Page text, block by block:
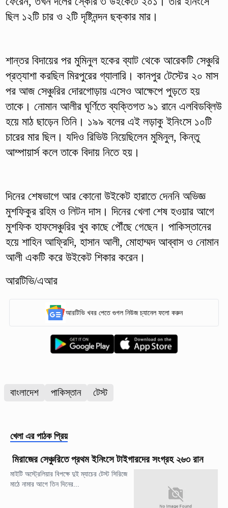
ছিল ১২টি চার ও ২টি দৃষ্টিনন্দন ছক্কার মার।
শান্তর বিদায়ের পর মুমিনুল হকের ব্যাট থেকে আরেকটি সেঞ্চুরি
প্রত্যাশা করছিল মিরপুরের গ্যালারি। কানপুর টেস্টের ২০ মাস
পর আজ সেঞ্চুরির দোরগোড়ায় এসেও আক্ষেপে পুড়তে হয়
তাকে। নোমান আলীর ঘূর্ণিতে ব্যক্তিগত ৯১ রানে এলবিডব্লিউ
হয়ে মাঠ ছাড়েন তিনি। ১৯৯ বলের এই লড়াকু ইনিংসে ১০টি
চারের মার ছিল। যদিও রিভিউ নিয়েছিলেন মুমিনুল, কিন্তু
আম্পায়ার্স কলে তাকে বিদায় নিতে হয়।
দিনের শেষভাগে আর কোনো উইকেট হারাতে দেননি অভিজ্ঞ
মুশফিকুর রহিম ও লিটন দাস। দিনের খেলা শেষ হওয়ার আগে
মুশফিক হাফসেঞ্চুরির খুব কাছে পৌঁছে গেছেন। পাকিস্তানের
হয়ে শাহিন আফ্রিদি, হাসান আলী, মোহাম্মদ আব্বাস ও নোমান
আলী একটি করে উইকেট শিকার করেন।
আরটিভি/এআর
আরটিভি খবর পেতে গুগল নিউজ চ্যানেল ফলো করুন
বাংলাদেশ পাকিস্তান টেস্ট
খেলা এর পাঠক প্রিয়
মিরাজের সেঞ্চুরিতে প্রথম ইনিংসে টাইগারদের সংগ্রহ ২৬৩ রান
মাইটি অস্ট্রেলিয়ার বিপক্ষে দুই ম্যাচের টেস্ট সিরিজে
মাঠে নামার আগে তিন দিনের...